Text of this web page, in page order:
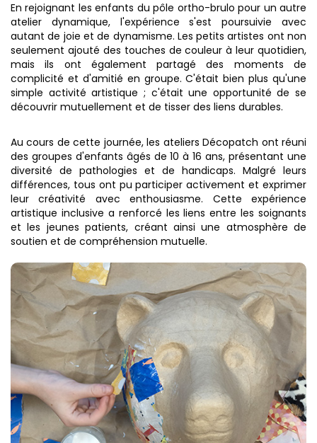
En rejoignant les enfants du pôle ortho-brulo pour un autre
atelier dynamique, l'expérience s'est poursuivie avec
autant de joie et de dynamisme. Les petits artistes ont non
seulement ajouté des touches de couleur à leur quotidien,
mais ils ont également partagé des moments de
complicité et d'amitié en groupe. C'était bien plus qu'une
simple activité artistique ; c'était une opportunité de se
découvrir mutuellement et de tisser des liens durables.
Au cours de cette journée, les ateliers Décopatch ont réuni
des groupes d'enfants âgés de 10 à 16 ans, présentant une
diversité de pathologies et de handicaps. Malgré leurs
différences, tous ont pu participer activement et exprimer
leur créativité avec enthousiasme. Cette expérience
artistique inclusive a renforcé les liens entre les soignants
et les jeunes patients, créant ainsi une atmosphère de
soutien et de compréhension mutuelle.